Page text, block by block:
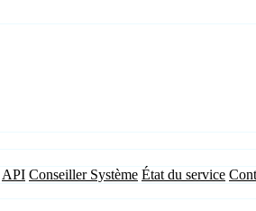
API Conseiller Système État du service